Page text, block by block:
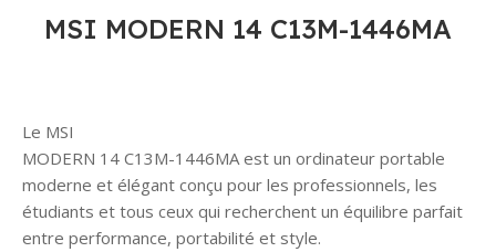
MSI MODERN 14 C13M-1446MA
Le MSI
MODERN 14 C13M-1446MA est un ordinateur portable
moderne et élégant conçu pour les professionnels, les
étudiants et tous ceux qui recherchent un équilibre parfait
entre performance, portabilité et style.